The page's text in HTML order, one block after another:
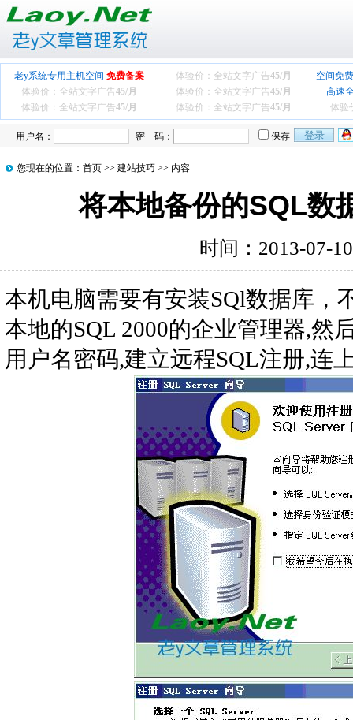
老y系统专用主机空间 免费备案 体验价：全站文字广告45/月
空间免
体验价：全站文字广告45/月 体验价：全站文字广告45/月
高速
体验价：全站文字广告45/月 体验价：全站文字广告45/月 体验
用户名： 密 码： 保存
您现在的位置： 首页 >> 建站技巧 >> 内容
将本地备份的SQL数
时间：2013-07-
本机电脑需要有安装SQl数据库，
本地的SQL 2000的企业管理器,然
用户名密码,建立远程SQL注册,连